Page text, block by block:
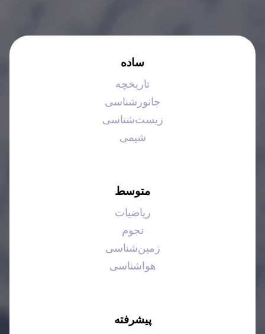
ساده
تاریخچه
جانورشناسی
زیست‌شناسی
شیمی
متوسط
ریاضیات
نجوم
زمین‌شناسی
هواشناسی
پیشرفته